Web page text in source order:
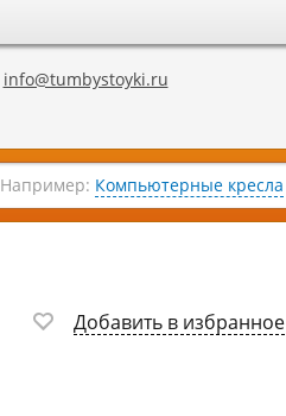
info@tumbystoyki.ru
Например: Компьютерные кресла
Добавить в избранное